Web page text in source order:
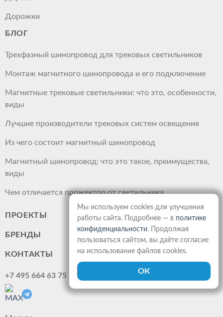
Дорожки
БЛОГ
Трехфазный шинопровод для трековых светильников
Монтаж магнитного шинопровода и его подключение
Магнитные трековые светильники: что это, особенности,
виды
Лучшие производители трековых систем освещения
Из чего состоит магнитный шинопровод
Магнитный шинопровод: что это такое, преимущества,
виды
Чем отличается прожектор от светильника
ПРОЕКТЫ
БРЕНДЫ
КОНТАКТЫ
+7 495 664 63 75
Мы используем cookies для улучшения
работы сайта. Подробнее — в политике
конфиденциальности. Продолжая
пользоваться сайтом, вы даёте согласие
на использование файлов cookies.